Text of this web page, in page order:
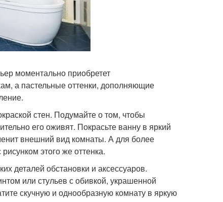
моментально приобретет
а пастельные оттенки, дополняющие
стен. Подумайте о том, чтобы
его оживят. Покрасьте ванну в яркий
внешний вид комнаты. А для более
этого же оттенка.
деталей обстановки и аксессуаров.
или стульев с обивкой, украшенной
скучную и однообразную комнату в яркую